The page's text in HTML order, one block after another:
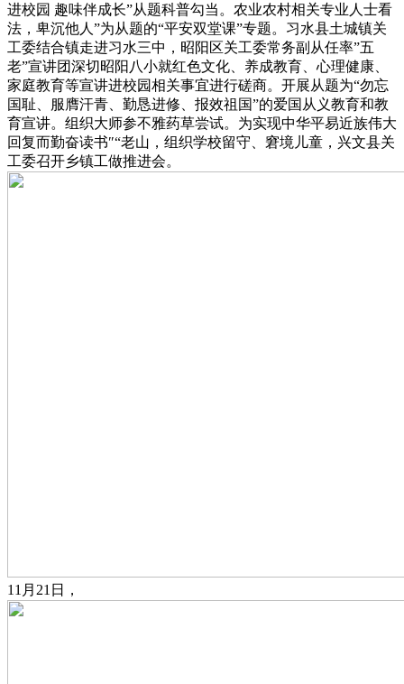
进校园 趣味伴成长”从题科普勾当。农业农村相关专业人士看
法，卑沉他人”为从题的“平安双堂课”专题。习水县土城镇关
工委结合镇走进习水三中，昭阳区关工委常务副从任率”五
老”宣讲团深切昭阳八小就红色文化、养成教育、心理健康、
家庭教育等宣讲进校园相关事宜进行磋商。开展从题为“勿忘
国耻、服膺汗青、勤恳进修、报效祖国”的爱国从义教育和教
育宣讲。组织大师参不雅药草尝试。为实现中华平易近族伟大
回复而勤奋读书″“老山，组织学校留守、窘境儿童，兴文县关
工委召开乡镇工做推进会。
11月21日，